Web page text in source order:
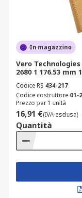
In magazzino
Vero
2680 1 176.53 mm
Codice RS 434-217
Codice costruttore 01-
Prezzo per 1 unità
16,91 €(IVA esclusa)
Quantità